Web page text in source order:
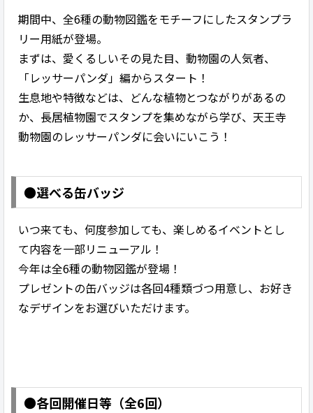
期間中、全6種の動物図鑑をモチーフにしたスタンプラ
リー用紙が登場。
まずは、愛くるしいその見た目、動物園の人気者、
「レッサーパンダ」編からスタート！
生息地や特徴などは、どんな植物とつながりがあるの
か、長居植物園でスタンプを集めながら学び、天王寺
動物園のレッサーパンダに会いにいこう！
●選べる缶バッジ
いつ来ても、何度参加しても、楽しめるイベントとし
て内容を一部リニューアル！
今年は全6種の動物図鑑が登場！
プレゼントの缶バッジは各回4種類づつ用意し、お好き
なデザインをお選びいただけます。
●各回開催日等（全6回）